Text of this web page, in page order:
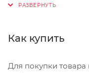
клапан на фляге
Как купить
Для покупки